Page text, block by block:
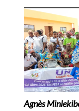
Agnès